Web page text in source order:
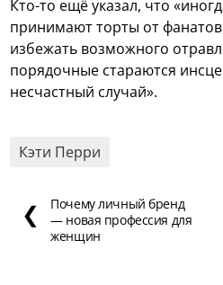
Кто-то ещё указал, что
принимают торты от
избежать возможного
порядочные стараются
несчастный случай».
Кэти Перри
❮
Почему личный бренд
— новая профессия для
женщин